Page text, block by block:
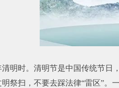
明时。清明节是中国传统节
祭扫，不要去踩法律“雷区”。